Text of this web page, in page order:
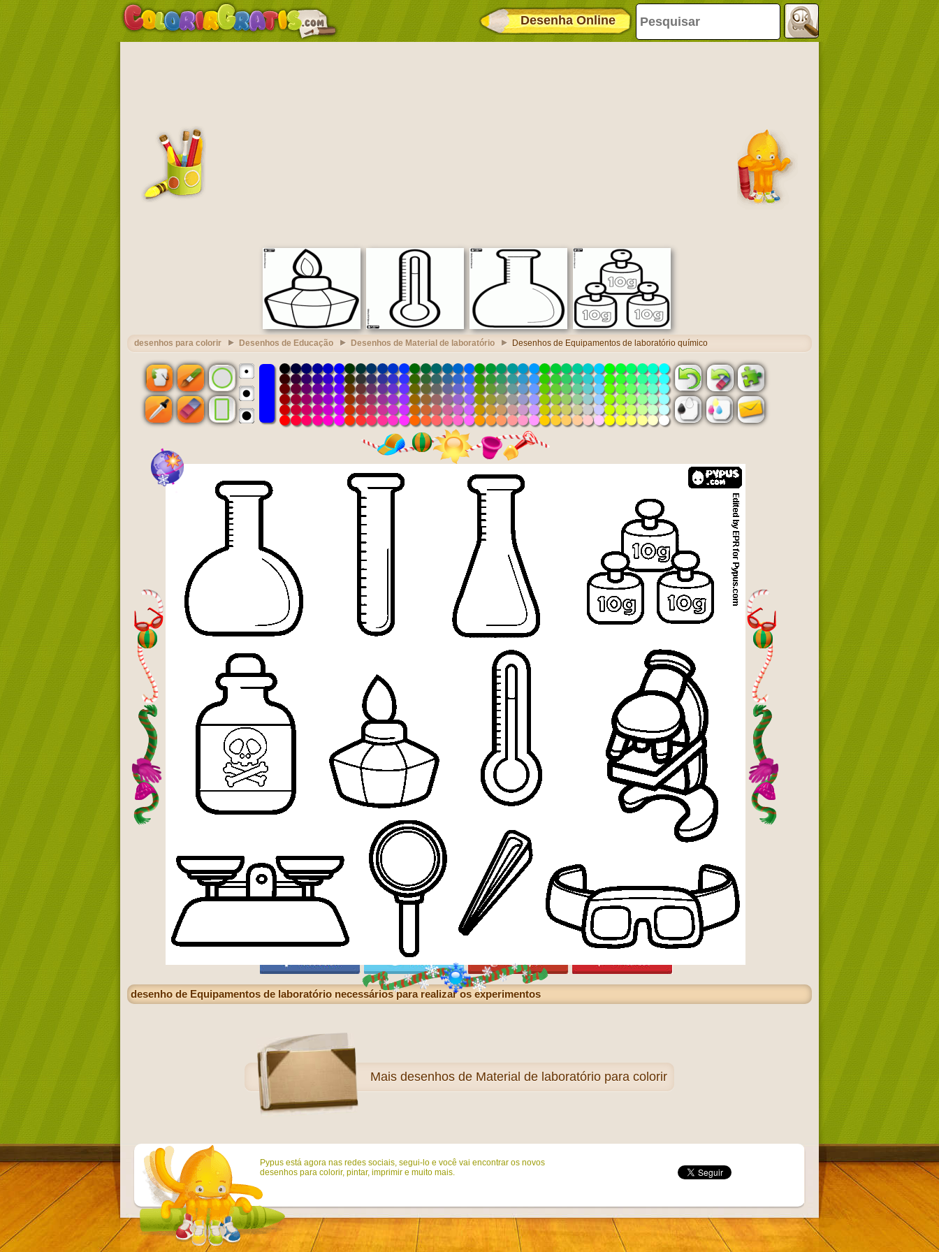
Desenha Online
desenhos para colorir Desenhos de Educação Desenhos de Material de laboratório Desenhos de Equipamentos de laboratório químico
desenho de Equipamentos de laboratório necessários para realizar os experimentos
Mais desenhos de Material de laboratório para colorir
Pypus está agora nas redes sociais, segui-lo e você vai encontrar os novos
desenhos para colorir, pintar, imprimir e muito mais.